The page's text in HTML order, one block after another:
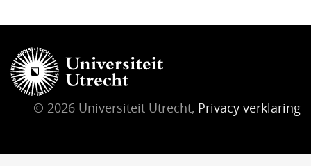
© 2026 Universiteit Utrecht, Privacy verklaring